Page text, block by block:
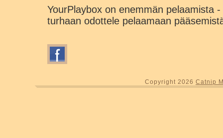
YourPlaybox on enemmän pelaamista
turhaan odottele pelaamaan
Copyright 2026 Catnip